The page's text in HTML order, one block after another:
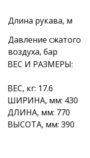
Длина рукава, м
Давление сжатого
воздуха, бар
ВЕС И РАЗМЕРЫ:
ВЕС, кг: 17.6
ШИРИНА, мм: 430
ДЛИНА, мм: 770
ВЫСОТА, мм: 390